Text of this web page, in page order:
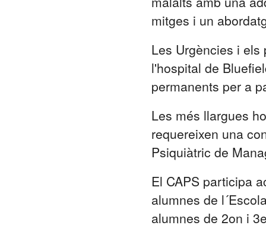
mitges i un
Les Urgències i
l'hospital de
permanents per a
Les més llargues
requereixen una
Psiquiàtric de
El CAPS participa
alumnes de
alumnes de 2on i